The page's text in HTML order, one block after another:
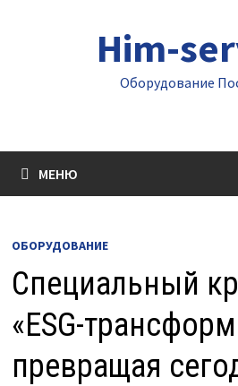
Him-
Оборудование
МЕНЮ
ОБОРУДОВАНИЕ
Специальный
«ESG-
превращая